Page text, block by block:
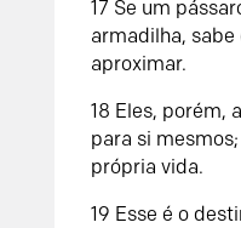
17 Se um
armadilha, sabe
aproximar.
18 Eles, porém,
para si
própria vida.
19 Esse é o